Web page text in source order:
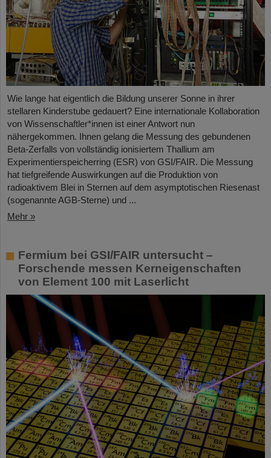
Wie lange hat eigentlich die Bildung unserer Sonne in ihrer
stellaren Kinderstube gedauert? Eine internationale Kollaboration
von Wissenschaftler*innen ist einer Antwort nun
nähergekommen. Ihnen gelang die Messung des gebundenen
Beta-Zerfalls von vollständig ionisiertem Thallium am
Experimentierspeicherring (ESR) von GSI/FAIR. Die Messung
hat tiefgreifende Auswirkungen auf die Produktion von
radioaktivem Blei in Sternen auf dem asymptotischen Riesenast
(sogenannte AGB-Sterne) und ...
Mehr »
Fermium bei GSI/FAIR untersucht –
Forschende messen Kerneigenschaften
von Element 100 mit Laserlicht